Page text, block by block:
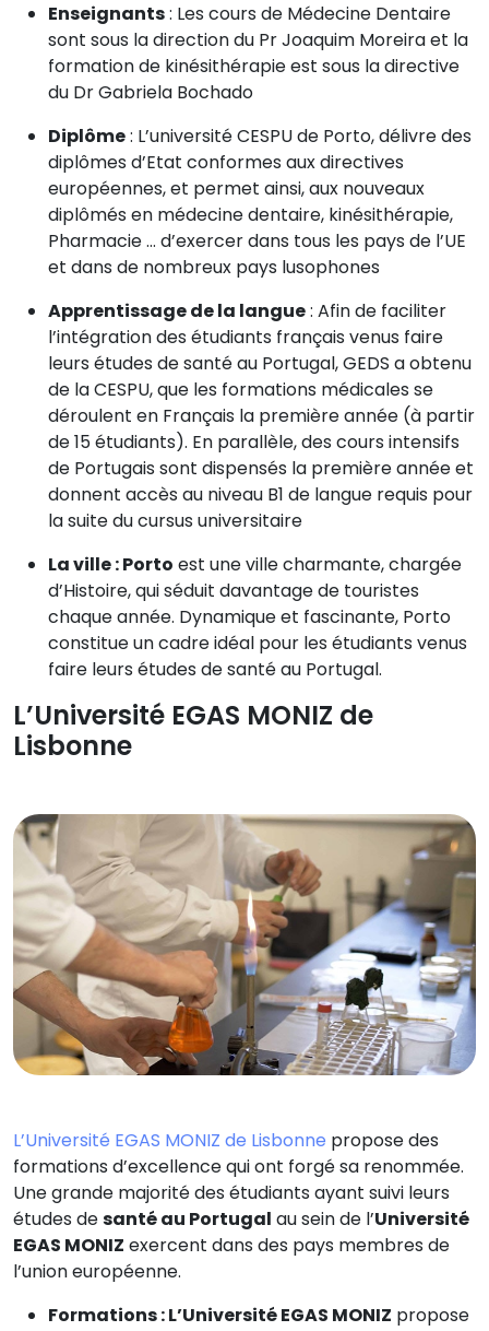
Enseignants: Les cours de Médecine Dentaire
sont sous la direction du Pr Joaquim Moreira et la
formation de kinésithérapie est sous la directive
du Dr Gabriela Bochado
Diplôme: L’université CESPU de Porto, délivre des
diplômes d’Etat conformes aux directives
européennes, et permet ainsi, aux nouveaux
diplômés en médecine dentaire, kinésithérapie,
Pharmacie … d’exercer dans tous les pays de l’UE
et dans de nombreux pays lusophones
Apprentissage de la langue: Afin de faciliter
l’intégration des étudiants français venus faire
leurs études de santé au Portugal, GEDS a obtenu
de la CESPU, que les formations médicales se
déroulent en Français la première année (à partir
de 15 étudiants). En parallèle, des cours intensifs
de Portugais sont dispensés la première année et
donnent accès au niveau B1 de langue requis pour
la suite du cursus universitaire
La ville : Porto est une ville charmante, chargée
d’Histoire, qui séduit davantage de touristes
chaque année. Dynamique et fascinante, Porto
constitue un cadre idéal pour les étudiants venus
faire leurs études de santé au Portugal.
L’Université EGAS MONIZ de
Lisbonne
L’Université EGAS MONIZ de Lisbonne propose des
formations d’excellence qui ont forgé sa renommée.
Une grande majorité des étudiants ayant suivi leurs
études desanté au Portugal au sein de l’Université
EGAS MONIZ exercent dans des pays membres de
l’union européenne.
Formations : L’Université EGAS MONIZ propose